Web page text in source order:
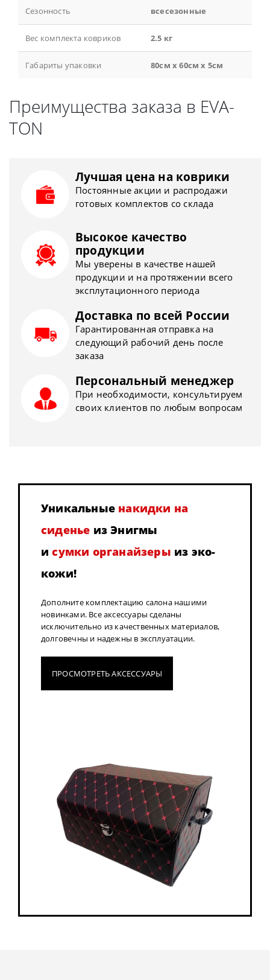
Сезонность всесезонные
Вес комплекта ковриков 2.5 кг
Габариты упаковки 80см x 60см x 5см
Преимущества заказа в EVA-
TON
Лучшая цена на коврики
Постоянные акции и распродажи
готовых комплектов со склада
Высокое качество
продукции
Мы уверены в качестве нашей
продукции и на протяжении всего
эксплутационного периода
Доставка по всей России
Гарантированная отправка на
следующий рабочий день после
заказа
Персональный менеджер
При необходимости, консультируем
своих клиентов по любым вопросам
Уникальные накидки на
сиденье из Энигмы
исумки органайзеры из эко-
кожи!
Дополните комплектацию салона нашими
новинками. Все аксессуары сделаны
исключительно из качественных материалов,
долговечны и надежны в эксплуатации.
ПРОСМОТРЕТЬ АКСЕССУАРЫ